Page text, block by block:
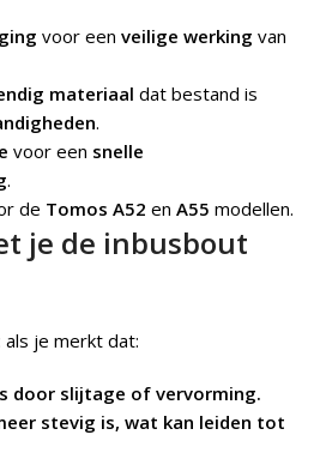
voor een veilige werking van
materiaal dat bestand is
.
voor een snelle
.
de Tomos A52 en A55 modellen.
je de inbusbout
als je merkt dat:
door slijtage of vervorming.
stevig is, wat kan leiden tot